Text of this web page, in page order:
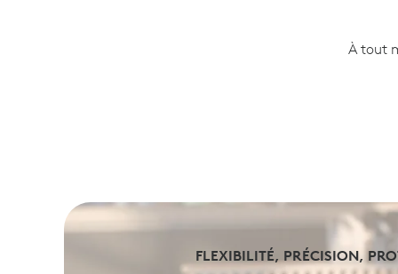
À tout
FLEXIBILITÉ, PRÉCISION,